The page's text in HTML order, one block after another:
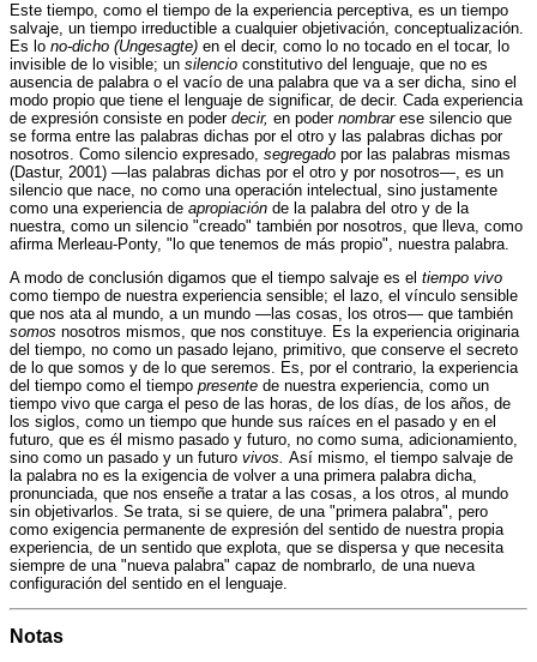
Este tiempo, como el tiempo de la experiencia perceptiva, es un tiempo
salvaje, un tiempo irreductible a cualquier objetivación, conceptualización.
Es lo no-dicho (Ungesagte) en el decir, como lo no tocado en el tocar, lo
invisible de lo visible; un silencio constitutivo del lenguaje, que no es
ausencia de palabra o el vacío de una palabra que va a ser dicha, sino el
modo propio que tiene el lenguaje de significar, de decir. Cada experiencia
de expresión consiste en poder decir, en poder nombrar ese silencio que
se forma entre las palabras dichas por el otro y las palabras dichas por
nosotros. Como silencio expresado, segregado por las palabras mismas
(Dastur, 2001) —las palabras dichas por el otro y por nosotros—, es un
silencio que nace, no como una operación intelectual, sino justamente
como una experiencia de apropiación de la palabra del otro y de la
nuestra, como un silencio "creado" también por nosotros, que lleva, como
afirma Merleau-Ponty, "lo que tenemos de más propio", nuestra palabra.
A modo de conclusión digamos que el tiempo salvaje es el tiempo vivo
como tiempo de nuestra experiencia sensible; el lazo, el vínculo sensible
que nos ata al mundo, a un mundo —las cosas, los otros— que también
somos nosotros mismos, que nos constituye. Es la experiencia originaria
del tiempo, no como un pasado lejano, primitivo, que conserve el secreto
de lo que somos y de lo que seremos. Es, por el contrario, la experiencia
del tiempo como el tiempo presente de nuestra experiencia, como un
tiempo vivo que carga el peso de las horas, de los días, de los años, de
los siglos, como un tiempo que hunde sus raíces en el pasado y en el
futuro, que es él mismo pasado y futuro, no como suma, adicionamiento,
sino como un pasado y un futuro vivos. Así mismo, el tiempo salvaje de
la palabra no es la exigencia de volver a una primera palabra dicha,
pronunciada, que nos enseñe a tratar a las cosas, a los otros, al mundo
sin objetivarlos. Se trata, si se quiere, de una "primera palabra", pero
como exigencia permanente de expresión del sentido de nuestra propia
experiencia, de un sentido que explota, que se dispersa y que necesita
siempre de una "nueva palabra" capaz de nombrarlo, de una nueva
configuración del sentido en el lenguaje.
Notas